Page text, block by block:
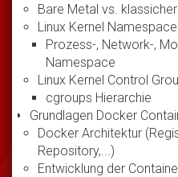
Bare Metal vs.
Linux Kernel
Prozess-, Network-,
Namespace
Linux Kernel Control
cgroups Hierarchie
Grundlagen Docker
Docker Architektur
Repository,...)
Entwicklung der